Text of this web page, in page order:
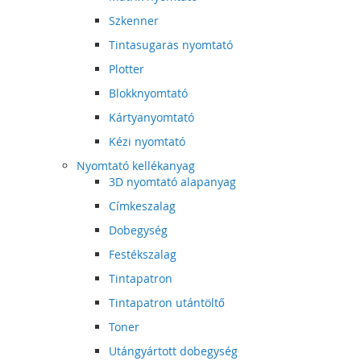
Szkenner
Tintasugaras nyomtató
Plotter
Blokknyomtató
Kártyanyomtató
Kézi nyomtató
Nyomtató kellékanyag
3D nyomtató alapanyag
Címkeszalag
Dobegység
Festékszalag
Tintapatron
Tintapatron utántöltő
Toner
Utángyártott dobegység